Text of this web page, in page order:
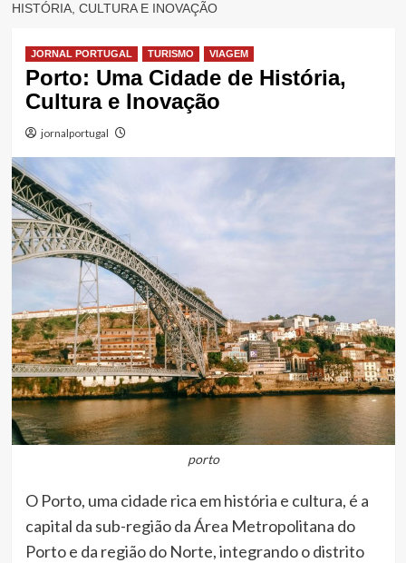
HISTÓRIA, CULTURA E INOVAÇÃO
JORNAL PORTUGAL TURISMO VIAGEM
Porto: Uma Cidade de História,
Cultura e Inovação
jornalportugal
porto
O Porto, uma cidade rica em história e cultura, é a
capital da sub-região da Área Metropolitana do
Porto e da região do Norte, integrando o distrito